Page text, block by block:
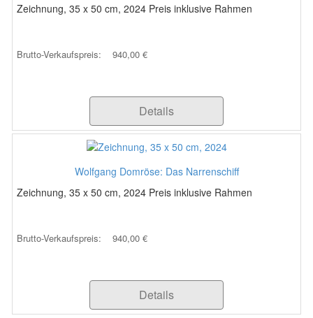
Zeichnung, 35 x 50 cm, 2024 Preis inklusive Rahmen
Brutto-Verkaufspreis: 940,00 €
Details
Wolfgang Domröse: Das Narrenschiff
Zeichnung, 35 x 50 cm, 2024 Preis inklusive Rahmen
Brutto-Verkaufspreis: 940,00 €
Details